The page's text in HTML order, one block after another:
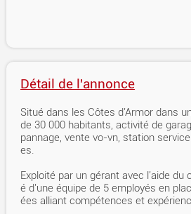
Détail de l'annonce
Situé dans les Côtes d'Armor dans
de 30 000 habitants, activité de
pannage, vente vo-vn, station
es.
Exploité par un gérant avec l'aide
é d'une équipe de 5 employés en
ées alliant compétences et